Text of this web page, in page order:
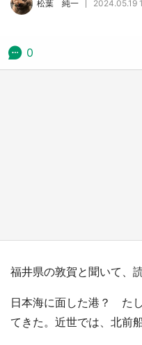
む 六本木ヒ
日向翔陽
メ『ハイキ
松葉 純一 2024.05.19
0
福井県の敦賀と聞いて、
日本海に面した港？ た
てきた。近世では、北前